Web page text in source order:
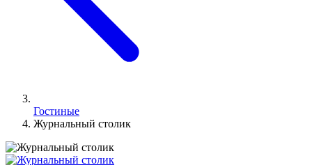
Гостиные
Журнальный столик